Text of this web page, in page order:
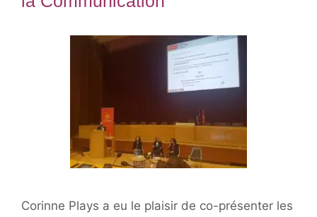
Corinne Plays a eu le plaisir de co-présenter les